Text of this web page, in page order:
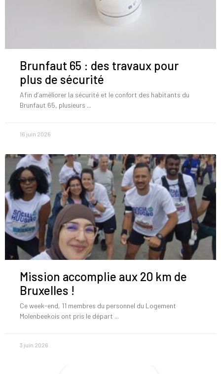
Brunfaut 65 : des travaux pour
plus de sécurité
Afin d’améliorer la sécurité et le confort des habitants du
Brunfaut 65, plusieurs
16 juin 2026
Mission accomplie aux 20 km de
Bruxelles !
Ce week-end, 11 membres du personnel du Logement
Molenbeekois ont pris le départ
3 juin 2026